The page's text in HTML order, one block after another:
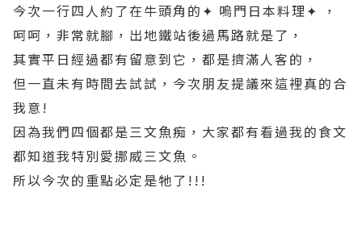
今次一行四人約了在牛頭角的✦ 嗚門日本料理✦ ，
呵呵，非常就腳，出地鐵站後過馬路就是了，
其實平日經過都有留意到它，都是擠滿人客的，
但一直未有時間去試試，今次朋友提議來這裡真的合
我意!
因為我們四個都是三文魚痴，大家都有看過我的食文
都知道我特別愛挪威三文魚。
所以今次的重點必定是牠了!!!